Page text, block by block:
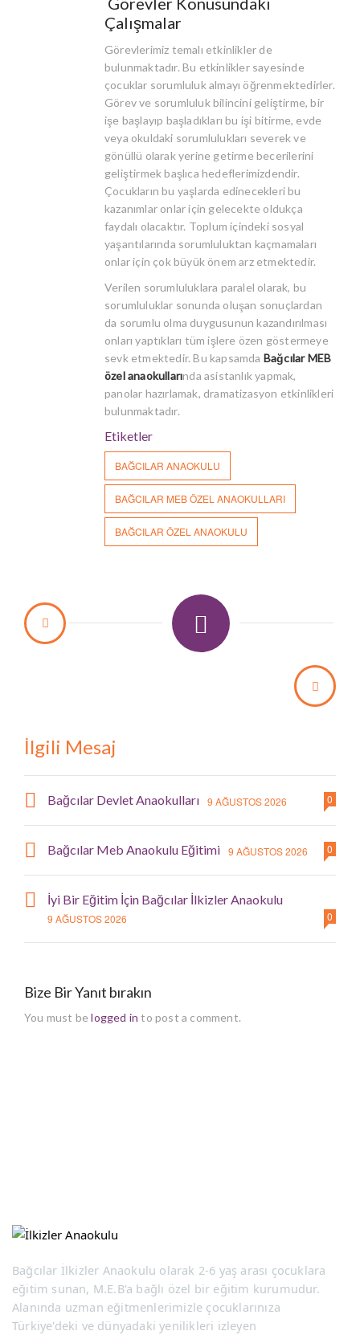
Çalışmalar
Görevlerimiz temalı etkinlikler de
bulunmaktadır. Bu etkinlikler sayesinde
çocuklar sorumluluk almayı öğrenmektedirler.
Görev ve sorumluluk bilincini geliştirme, bir
işe başlayıp başladıkları bu işi bitirme, evde
veya okuldaki sorumlulukları severek ve
gönüllü olarak yerine getirme becerilerini
geliştirmek başlıca hedeflerimizdendir.
Çocukların bu yaşlarda edinecekleri bu
kazanımlar onlar için gelecekte oldukça
faydalı olacaktır. Toplum içindeki sosyal
yaşantılarında sorumluluktan kaçmamaları
onlar için çok büyük önem arz etmektedir.
Verilen sorumluluklara paralel olarak, bu
sorumluluklar sonunda oluşan sonuçlardan
da sorumlu olma duygusunun kazandırılması
onları yaptıkları tüm işlere özen göstermeye
sevk etmektedir. Bu kapsamda Bağcılar MEB
özel anaokullarında asistanlık yapmak,
panolar hazırlamak, dramatizasyon etkinlikleri
bulunmaktadır.
Etiketler
BAĞCILAR ANAOKULU
BAĞCILAR MEB ÖZEL ANAOKULLARI
BAĞCILAR ÖZEL ANAOKULU
İlgili Mesaj
Bağcılar Devlet Anaokulları 9 AĞUSTOS 2026 0
Bağcılar Meb Anaokulu Eğitimi 9 AĞUSTOS 2026 0
İyi Bir Eğitim İçin Bağcılar İlkizler Anaokulu
9 AĞUSTOS 2026 0
Bize Bir Yanıt bırakın
You must belogged in to post a comment.
Bağcılar İlkizler Anaokulu olarak 2-6 yaş arası çocuklara
eğitim sunan, M.E.B'a bağlı özel bir eğitim kurumudur.
Alanında uzman eğitmenlerimizle çocuklarınıza
Türkiye'deki ve dünyadaki yenilikleri izleyen